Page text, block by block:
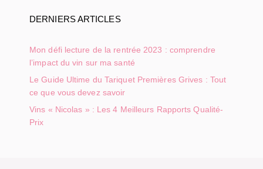
DERNIERS ARTICLES
Mon défi lecture de la rentrée 2023 : comprendre
l’impact du vin sur ma santé
Le Guide Ultime du Tariquet Premières Grives : Tout
ce que vous devez savoir
Vins « Nicolas » : Les 4 Meilleurs Rapports Qualité-
Prix